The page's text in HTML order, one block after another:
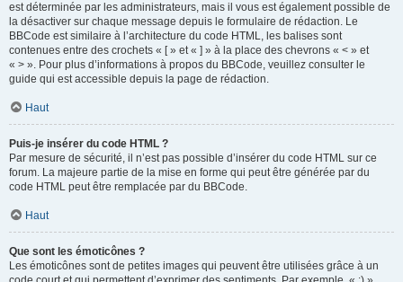
est déterminée par les administrateurs, mais il vous est également possible de
la désactiver sur chaque message depuis le formulaire de rédaction. Le
BBCode est similaire à l’architecture du code HTML, les balises sont
contenues entre des crochets « [ » et « ] » à la place des chevrons « < » et
« > ». Pour plus d’informations à propos du BBCode, veuillez consulter le
guide qui est accessible depuis la page de rédaction.
Haut
Puis-je insérer du code HTML ?
Par mesure de sécurité, il n’est pas possible d’insérer du code HTML sur ce
forum. La majeure partie de la mise en forme qui peut être générée par du
code HTML peut être remplacée par du BBCode.
Haut
Que sont les émoticônes ?
Les émoticônes sont de petites images qui peuvent être utilisées grâce à un